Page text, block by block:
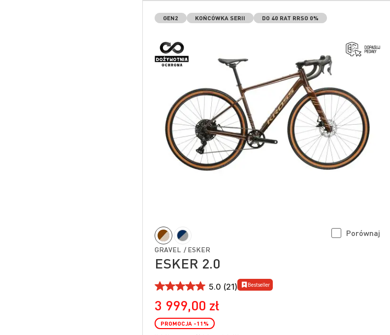
GEN2 KOŃCÓWKA SERII DO 40 RAT RRSO 0%
GRAVEL / ESKER
ESKER 2.0
5.0 (21) Bestseller
Porównaj
3 999,00 zł
PROMOCJA -11 %